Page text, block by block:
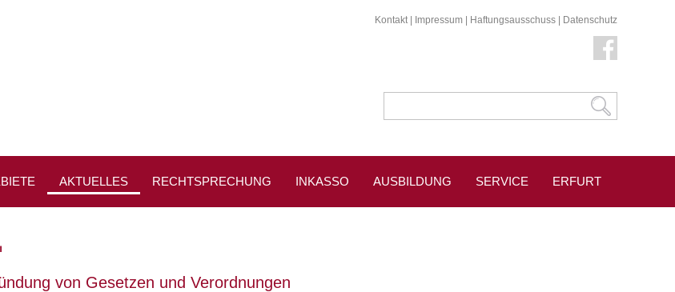
Kontakt| Impressum Haftungsausschuss Datenschutz
AKTUELLES RECHTSPRECHUNG INKASSO AUSBILDUNG SERVICE ERFURT
von Gesetzen und Verordnungen